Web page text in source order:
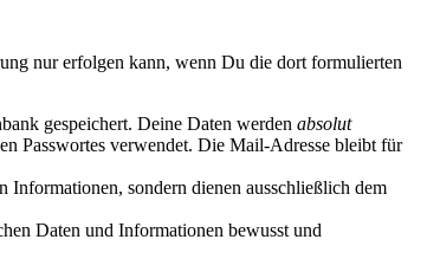
nur erfolgen kann, wenn Du die dort formulierten
gespeichert. Deine Daten werden absolut
Passwortes verwendet. Die Mail-Adresse bleibt für
Informationen, sondern dienen ausschließlich dem
Daten und Informationen bewusst und